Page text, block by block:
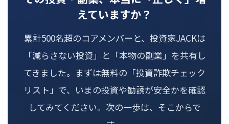
えていますか？
累計500名超のコアメンバーと、投資家JACKは
「減らさない投資」と「本物の副業」を共有し
てきました。まずは無料の「投資詐欺チェック
リスト」で、いまの投資や勧誘が安全かを確認
してみてください。次の一歩は、そこからで